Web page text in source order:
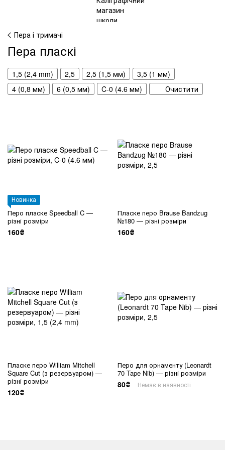
Пера і тримачі
Пера пласкі
1,5 (2,4 mm) 2,5 2,5 (1,5 мм)
3,5 (1 мм)
4 (0,8 мм)
6 (0,5 мм) C-0 (4.6 мм) Очистити
Новинка
Перо пласке Speedball C —
різні розміри
160₴
Пласке перо Brause Bandzug
№180 — різні розміри
160₴
Пласке перо William Mitchell
Square Cut (з резервуаром) —
різні розміри
120₴
Перо для орнаменту (Leonardt
70 Tape Nib) — різні розміри
80₴ Немає в наявності